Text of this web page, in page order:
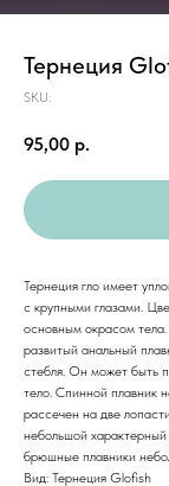
Тернеция
SKU:
95,00 р.
Тернеция гло имеет
с крупными глазами.
основным окрасом
развитый анальный
стебля. Он может быть
тело. Спинной плавник
рассечен на две
небольшой
брюшные плавники
Вид: Тернеция Glofish